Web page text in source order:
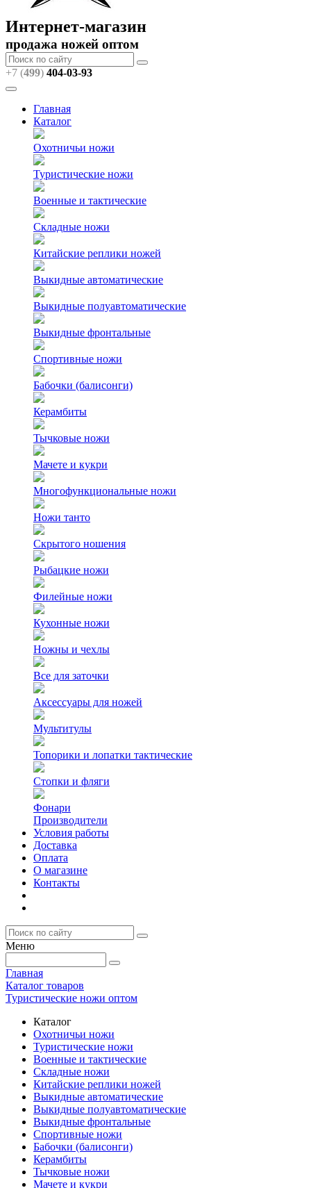
Интернет-магазин
продажа ножей оптом
+7 (499) 404-03-93
Главная
Каталог
Охотничьи ножи
Туристические ножи
Военные и тактические
Складные ножи
Китайские реплики ножей
Выкидные автоматические
Выкидные полуавтоматические
Выкидные фронтальные
Спортивные ножи
Бабочки (балисонги)
Керамбиты
Тычковые ножи
Мачете и кукри
Многофункциональные ножи
Ножи танто
Скрытого ношения
Рыбацкие ножи
Филейные ножи
Кухонные ножи
Ножны и чехлы
Все для заточки
Аксессуары для ножей
Мультитулы
Топорики и лопатки тактические
Стопки и фляги
Фонари
Производители
Условия работы
Доставка
Оплата
О магазине
Контакты
Меню
Главная
Каталог товаров
Туристические ножи оптом
Каталог
Охотничьи ножи
Туристические ножи
Военные и тактические
Складные ножи
Китайские реплики ножей
Выкидные автоматические
Выкидные полуавтоматические
Выкидные фронтальные
Спортивные ножи
Бабочки (балисонги)
Керамбиты
Тычковые ножи
Мачете и кукри